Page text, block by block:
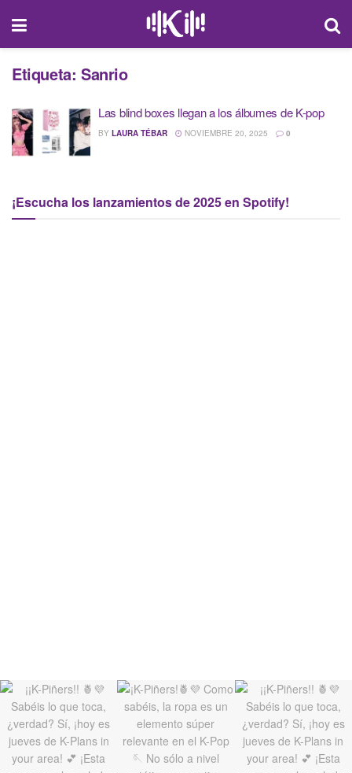
Etiqueta: Sanrio
Las blind boxes llegan a los álbumes de K-pop
BY LAURA TÉBAR NOVIEMBRE 20, 2025 0
¡Escucha los lanzamientos de 2025 en Spotify!